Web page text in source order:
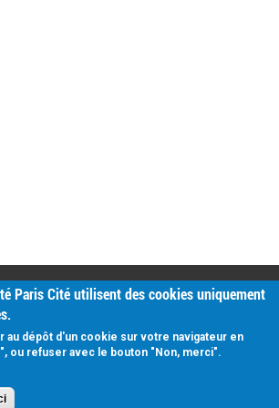
Paris Cité utilisent des cookies uniquement
au dépôt d'un cookie sur votre navigateur en
ou refuser avec le bouton "Non, merci".